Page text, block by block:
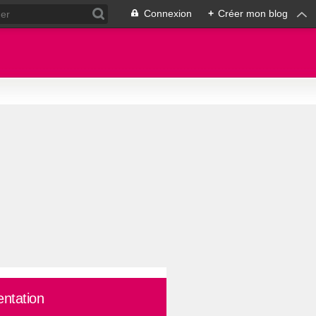
Connexion + Créer mon blog